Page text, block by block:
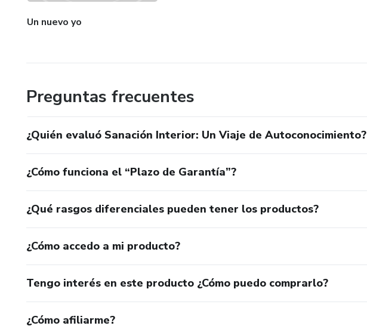
Un nuevo yo
Preguntas frecuentes
¿Quién evaluó Sanación Interior: Un Viaje de Autoconocimiento?
¿Cómo funciona el “Plazo de Garantía”?
¿Qué rasgos diferenciales pueden tener los productos?
¿Cómo accedo a mi producto?
Tengo interés en este producto ¿Cómo puedo comprarlo?
¿Cómo afiliarme?